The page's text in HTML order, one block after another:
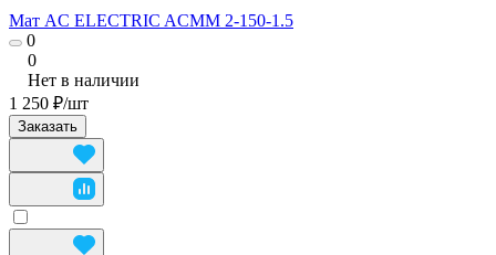
Мат AC ELECTRIC ACMM 2-150-1.5
0
0
Нет в наличии
1 250 ₽/шт
Заказать